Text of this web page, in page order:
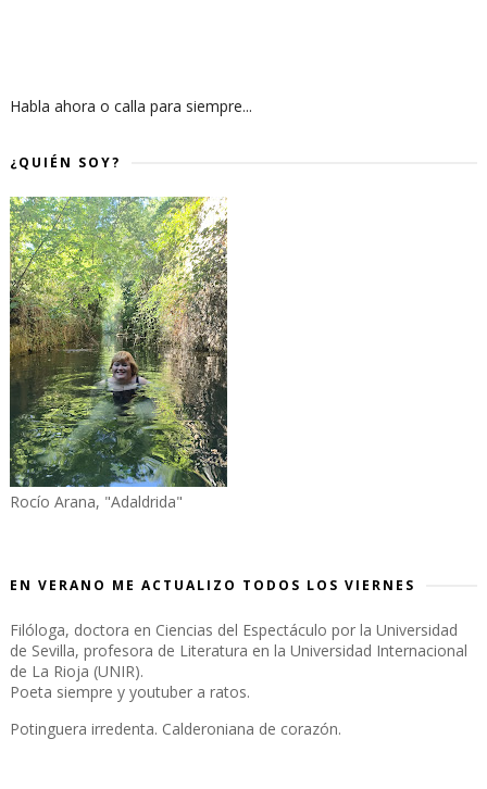
Habla ahora o calla para siempre...
¿QUIÉN SOY?
Rocío Arana, "Adaldrida"
EN VERANO ME ACTUALIZO TODOS LOS VIERNES
Filóloga, doctora en Ciencias del Espectáculo por la Universidad
de Sevilla, profesora de Literatura en la Universidad Internacional
de La Rioja (UNIR).
Poeta siempre y youtuber a ratos.
Potinguera irredenta. Calderoniana de corazón.